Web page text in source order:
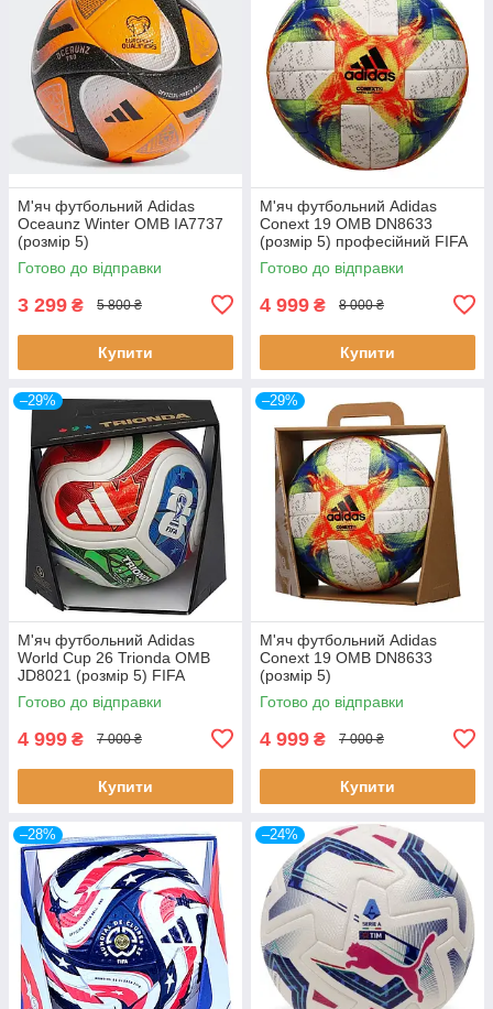
М'яч футбольний Adidas
Oceaunz Winter OMB IA7737
(розмір 5)
Готово до відправки
3 299 ₴ 5 800 ₴
Купити
М'яч футбольний Adidas
Conext 19 OMB DN8633
(розмір 5) професійний FIFA
Quality Pro
Готово до відправки
4 999 ₴ 8 000 ₴
Купити
–29%
М'яч футбольний Adidas
World Cup 26 Trionda OMB
JD8021 (розмір 5) FIFA
QUALITY PRO
Готово до відправки
4 999 ₴ 7 000 ₴
Купити
–29%
М'яч футбольний Adidas
Conext 19 OMB DN8633
(розмір 5)
Готово до відправки
4 999 ₴ 7 000 ₴
Купити
–28% –24%